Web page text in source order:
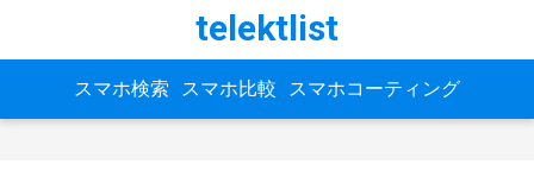
telektlist
スマホ検索 スマホ比較 スマホコーティング